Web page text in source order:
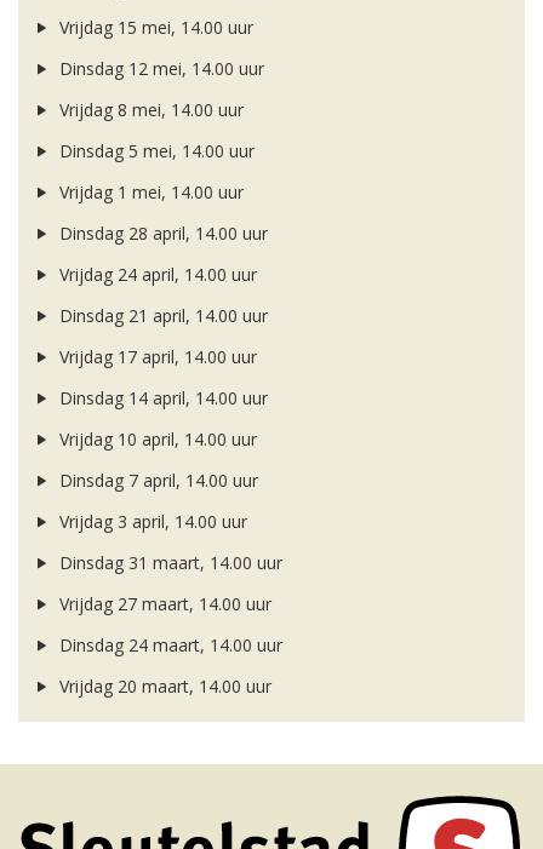
Vrijdag 15 mei, 14.00 uur
Dinsdag 12 mei, 14.00 uur
Vrijdag 8 mei, 14.00 uur
Dinsdag 5 mei, 14.00 uur
Vrijdag 1 mei, 14.00 uur
Dinsdag 28 april, 14.00 uur
Vrijdag 24 april, 14.00 uur
Dinsdag 21 april, 14.00 uur
Vrijdag 17 april, 14.00 uur
Dinsdag 14 april, 14.00 uur
Vrijdag 10 april, 14.00 uur
Dinsdag 7 april, 14.00 uur
Vrijdag 3 april, 14.00 uur
Dinsdag 31 maart, 14.00 uur
Vrijdag 27 maart, 14.00 uur
Dinsdag 24 maart, 14.00 uur
Vrijdag 20 maart, 14.00 uur